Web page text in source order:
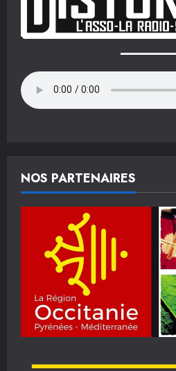
NOS PARTENAIRES